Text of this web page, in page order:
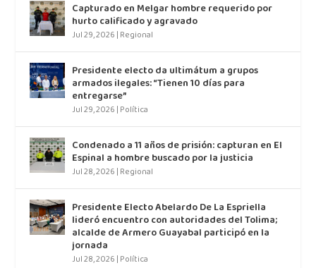
Capturado en Melgar hombre requerido por
hurto calificado y agravado
Jul 29, 2026 | Regional
Presidente electo da ultimátum a grupos
armados ilegales: “Tienen 10 días para
entregarse”
Jul 29, 2026 | Política
Condenado a 11 años de prisión: capturan en El
Espinal a hombre buscado por la justicia
Jul 28, 2026 | Regional
Presidente Electo Abelardo De La Espriella
lideró encuentro con autoridades del Tolima;
alcalde de Armero Guayabal participó en la
jornada
Jul 28, 2026 | Política